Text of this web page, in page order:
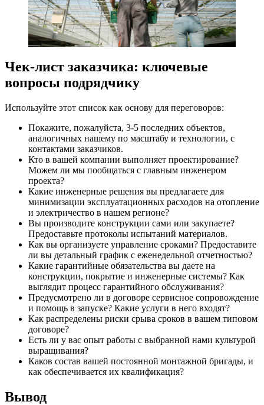
Чек-лист заказчика: ключевые
вопросы подрядчику
Используйте этот список как основу для переговоров:
Покажите, пожалуйста, 3-5 последних объектов,
аналогичных нашему по масштабу и технологии, с
контактами заказчиков.
Кто в вашей компании выполняет проектирование?
Можем ли мы пообщаться с главным инженером
проекта?
Какие инженерные решения вы предлагаете для
минимизации эксплуатационных расходов на отопление
и электричество в нашем регионе?
Вы производите конструкции сами или закупаете?
Предоставьте протоколы испытаний материалов.
Как вы организуете управление сроками? Предоставите
ли вы детальный график с еженедельной отчетностью?
Какие гарантийные обязательства вы даете на
конструкции, покрытие и инженерные системы? Как
выглядит процесс гарантийного обслуживания?
Предусмотрено ли в договоре сервисное сопровождение
и помощь в запуске? Какие услуги в него входят?
Как распределены риски срыва сроков в вашем типовом
договоре?
Есть ли у вас опыт работы с выбранной нами культурой
выращивания?
Каков состав вашей постоянной монтажной бригады, и
как обеспечивается их квалификация?
Вывод